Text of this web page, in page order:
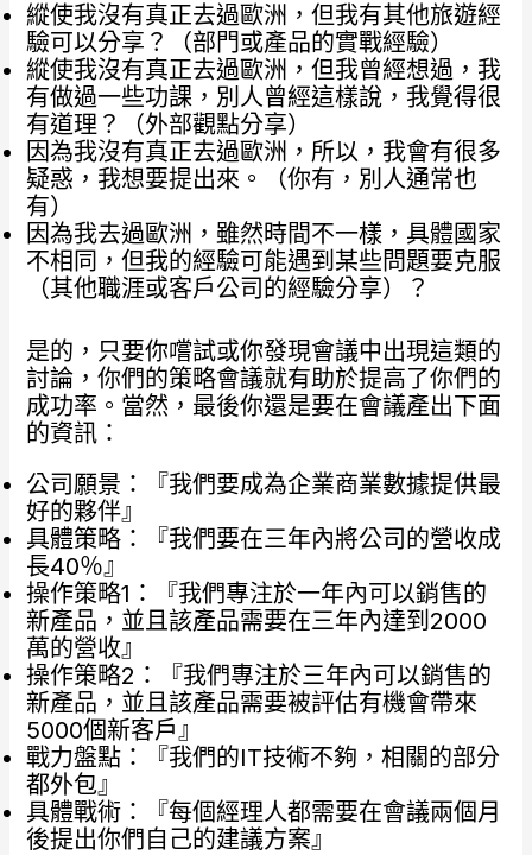
縱使我沒有真正去過歐洲，但我有其他旅遊經
驗可以分享？（部門或產品的實戰經驗）
縱使我沒有真正去過歐洲，但我曾經想過，我
有做過一些功課，別人曾經這樣說，我覺得很
有道理？（外部觀點分享）
因為我沒有真正去過歐洲，所以，我會有很多
疑惑，我想要提出來。（你有，別人通常也
有）
因為我去過歐洲，雖然時間不一樣，具體國家
不相同，但我的經驗可能遇到某些問題要克服
（其他職涯或客戶公司的經驗分享）？
是的，只要你嚐試或你發現會議中出現這類的
討論，你們的策略會議就有助於提高了你們的
成功率。當然，最後你還是要在會議產出下面
的資訊：
公司願景：『我們要成為企業商業數據提供最
好的夥伴』
具體策略：『我們要在三年內將公司的營收成
長40％』
操作策略1：『我們專注於一年內可以銷售的
新產品，並且該產品需要在三年內達到2000
萬的營收』
操作策略2：『我們專注於三年內可以銷售的
新產品，並且該產品需要被評估有機會帶來
5000個新客戶』
戰力盤點：『我們的IT技術不夠，相關的部分
都外包』
具體戰術：『每個經理人都需要在會議兩個月
後提出你們自己的建議方案』